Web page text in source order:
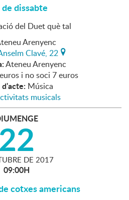
de dissabte
del Duet què tal
Arenyenc
Clavé, 22
Ateneu Arenyenc
i no soci 7 euros
Música
musicals
22
DE 2017
09:00H
cotxes americans